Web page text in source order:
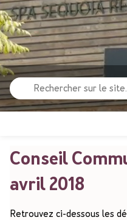
Recherche
pour
:
Conseil
avril 2018
Retrouvez ci-dessous les